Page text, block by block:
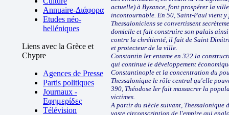
Annuaire-Διάφορα
Etudes néo-
helléniques
Liens avec la Grèce et
Chypre
Agences de Presse
Partis politiques
Journaux -
Εφημερίδες
Télévision
actuelle) à Byzance, font prospérer la
incontournable. En 50, Saint-Paul vient y
Thessaloniciens se convertissent
domicile et fait construire son palais
contre la chrétienté, il fait de Saint
et protecteur de la ville.
Constantin Ier entame en 322 la
qui continue le développement
Constantinople et la concentration du
Thessalonique le rôle central qu'elle
390, Théodose Ier fait massacrer la
victimes.
A partir du siècle suivant,
vaste circonscription de l'empire qui